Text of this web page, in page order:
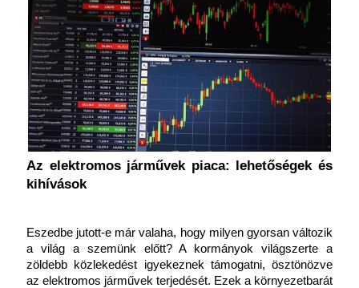
Az elektromos járművek piaca: lehetőségek és
kihívások
Eszedbe jutott-e már valaha, hogy milyen gyorsan változik
a világ a szemünk előtt? A kormányok világszerte a
zöldebb közlekedést igyekeznek támogatni, ösztönözve
az elektromos járművek terjedését. Ezek a környezetbarát